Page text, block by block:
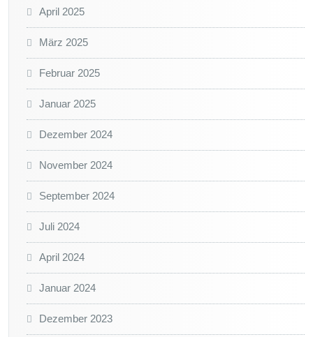
April 2025
März 2025
Februar 2025
Januar 2025
Dezember 2024
November 2024
September 2024
Juli 2024
April 2024
Januar 2024
Dezember 2023